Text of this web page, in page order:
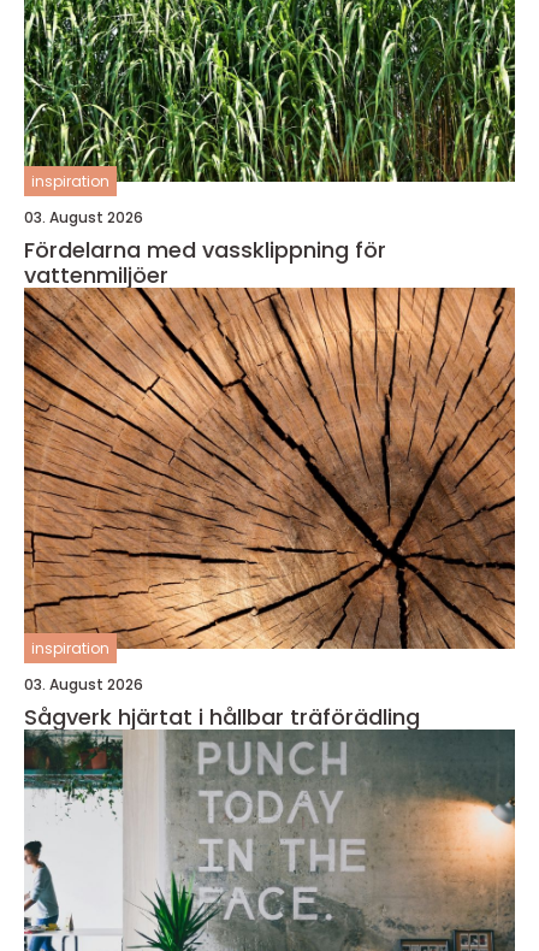
inspiration
03. August 2026
Fördelarna med vassklippning för
vattenmiljöer
inspiration
03. August 2026
Sågverk hjärtat i hållbar träförädling